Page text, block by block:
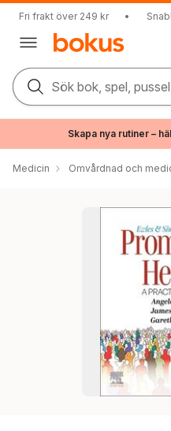
Fri frakt över 249 kr •
Sök bok, spel,
Skapa nya rutiner –
Medicin Omvårdnad och